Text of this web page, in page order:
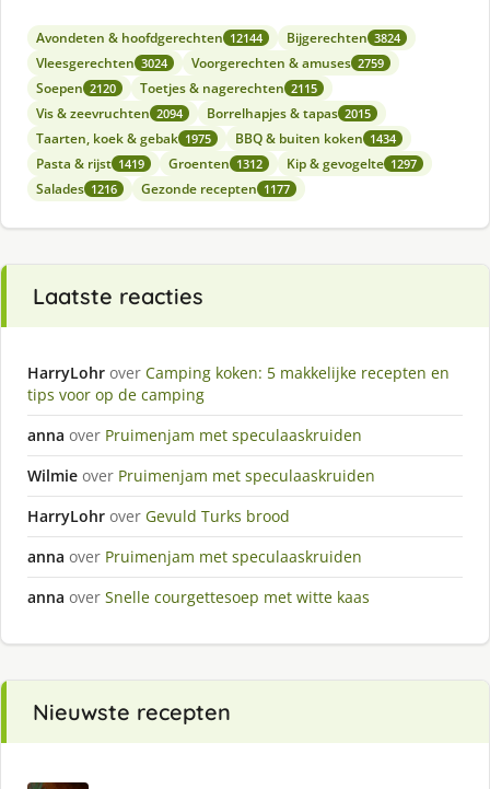
Avondeten & hoofdgerechten 12144 Bijgerechten 3824
Vleesgerechten 3024 Voorgerechten & amuses 2759
Soepen 2120 Toetjes & nagerechten 2115
Vis & zeevruchten 2094 Borrelhapjes & tapas 2015
Taarten, koek & gebak 1975 BBQ & buiten koken 1434
Pasta & rijst 1419 Groenten 1312 Kip & gevogelte 1297
Salades 1216 Gezonde recepten 1177
Laatste reacties
HarryLohr over Camping koken: 5 makkelijke recepten en
tips voor op de camping
anna over Pruimenjam met speculaaskruiden
Wilmie over Pruimenjam met speculaaskruiden
HarryLohr over Gevuld Turks brood
anna over Pruimenjam met speculaaskruiden
anna over Snelle courgettesoep met witte kaas
Nieuwste recepten